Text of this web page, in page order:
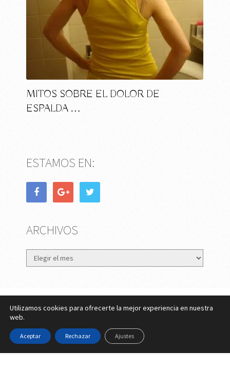
MITOS SOBRE EL DOLOR DE
ESPALDA …
ESTAMOS EN:
ARCHIVOS
Archivos
eMujer.com
Copyright © 2026.
Contactar ||Datos Legales y Privacidad
Cookies
Utilizamos cookies para ofrecerte la mejor experiencia en nuestra
web.
Aceptar Rechazar Ajustes